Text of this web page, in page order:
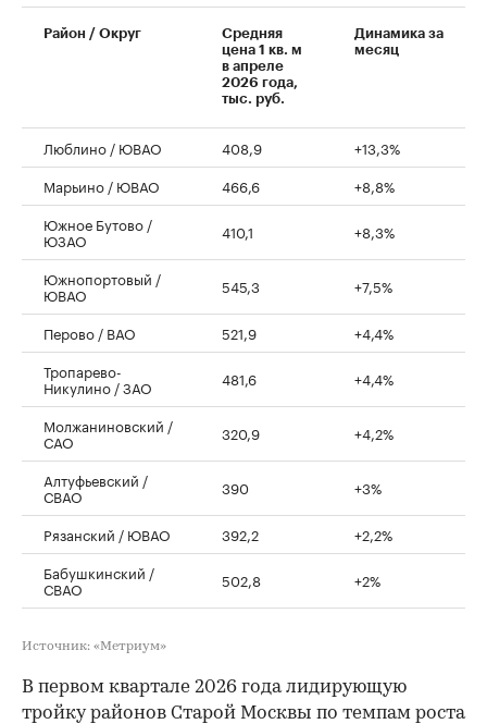
Район / Округ
Средняя
цена 1 кв. м
в апреле
2026 года,
тыс. руб.
Динамика за
месяц
Люблино / ЮВАО 408,9
+13,3%
Марьино / ЮВАО
466,6
+8,8%
Южное Бутово /
ЮЗАО 410,1 +8,3%
Южнопортовый /
ЮВАО 545,3 +7,5%
Перово / ВАО 521,9
+4,4%
Тропарево-
Никулино / ЗАО 481,6 +4,4%
Молжаниновский /
САО 320,9 +4,2%
Алтуфьевский /
СВАО 390 +3%
Рязанский / ЮВАО 392,2
+2,2%
Бабушкинский /
СВАО 502,8 +2%
Источник: «Метриум»
В первом квартале 2026 года лидирующую
тройку районов Старой Москвы по темпам роста